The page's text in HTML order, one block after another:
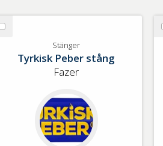
Välj
Stänger
Tyrkisk Peber stång
Fazer